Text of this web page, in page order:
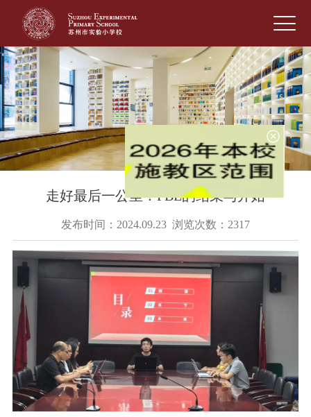
走好最后一公里！PBL的结束与开始
发布时间：2024.09.23 浏览次数：2317